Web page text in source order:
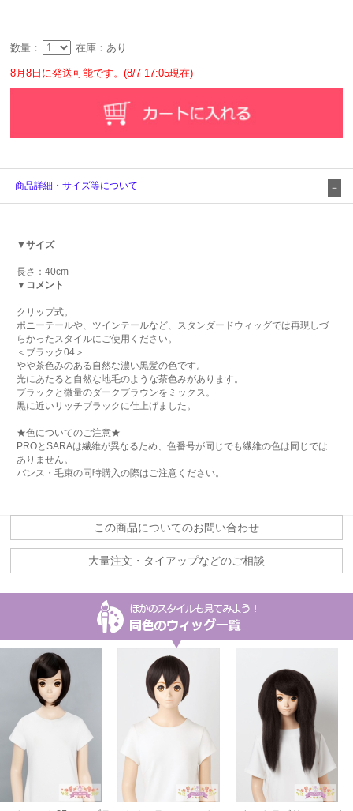
数量： 在庫：あり
8月8日に発送可能です。(8/7 17:05現在)
商品詳細・サイズ等について
▼サイズ
長さ：40cm
▼コメント
クリップ式。
ポニーテールや、ツインテールなど、スタンダードウィッグでは再現しづ
らかったスタイルにご使用ください。
＜ブラック04＞
やや茶色みのある自然な濃い黒髪の色です。
光にあたると自然な地毛のような茶色みがあります。
ブラックと微量のダークブラウンをミックス。
黒に近いリッチブラックに仕上げました。
★色についてのご注意★
PROとSARAは繊維が異なるため、色番号が同じでも繊維の色は同じでは
ありません。
バンス・毛束の同時購入の際はご注意ください。
この商品についてのお問い合わせ
大量注文・タイアップなどのご相談